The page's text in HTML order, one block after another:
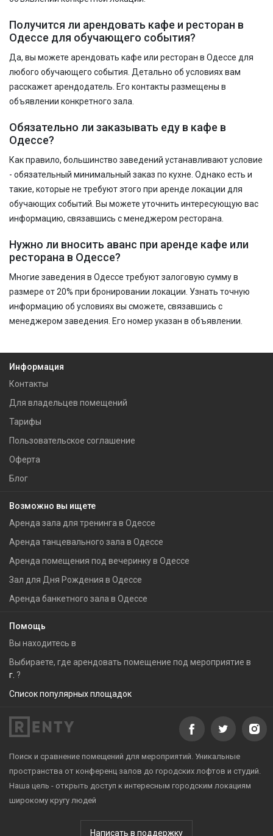
Получится ли арендовать кафе и ресторан в
Одессе для обучающего события?
Да, вы можете арендовать кафе или ресторан в Одессе для
любого обучающего события. Детально об условиях вам
расскажет арендодатель. Его контакты размещены в
объявлении конкретного зала.
Обязательно ли заказывать еду в кафе в
Одессе?
Как правило, большинство заведений устанавливают условие
- обязательный минимальный заказ по кухне. Однако есть и
такие, которые не требуют этого при аренде локации для
обучающих событий. Вы можете уточнить интересующую вас
информацию, связавшись с менеджером ресторана.
Нужно ли вносить аванс при аренде кафе или
ресторана в Одессе?
Многие заведения в Одессе требуют залоговую сумму в
размере от 20% при бронировании локации. Узнать точную
информацию об условиях вы сможете, связавшись с
менеджером заведения. Его номер указан в объявлении.
Информация
Контакты
Для владельцев помещений
Тарифы
Пользовательское соглашение
Оферта
Блог
Возможно вы ищете
Аренда зала для тренинга в Одессе
Аренда танцевального зала в Одессе
Аренда помещения под вечеринку в Одессе
Зал для Дня Рождения в Одессе
Аренда банкетного зала в Одессе
Помощь
Вы находитесь в
Выбираете, где арендовать помещение под мероприятие в
г. ?
Список популярных площадок
Поиск и сравнение помещений для мероприятий. Уникальные
пространства от конференц залов до городских лофтов и студий.
Наша цель - открыть доступ к интересным городским локациям
широкому кругу людей
Написать в поддержку